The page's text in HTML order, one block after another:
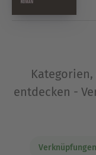
Kategorien,
entdecken -